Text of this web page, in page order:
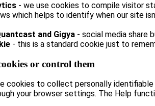
- we use cookies to compile visitor
which helps to identify when our site
and Gigya - social media share
- this is a standard cookie just to
or control them
cookies to collect personally
your browser settings. The Help